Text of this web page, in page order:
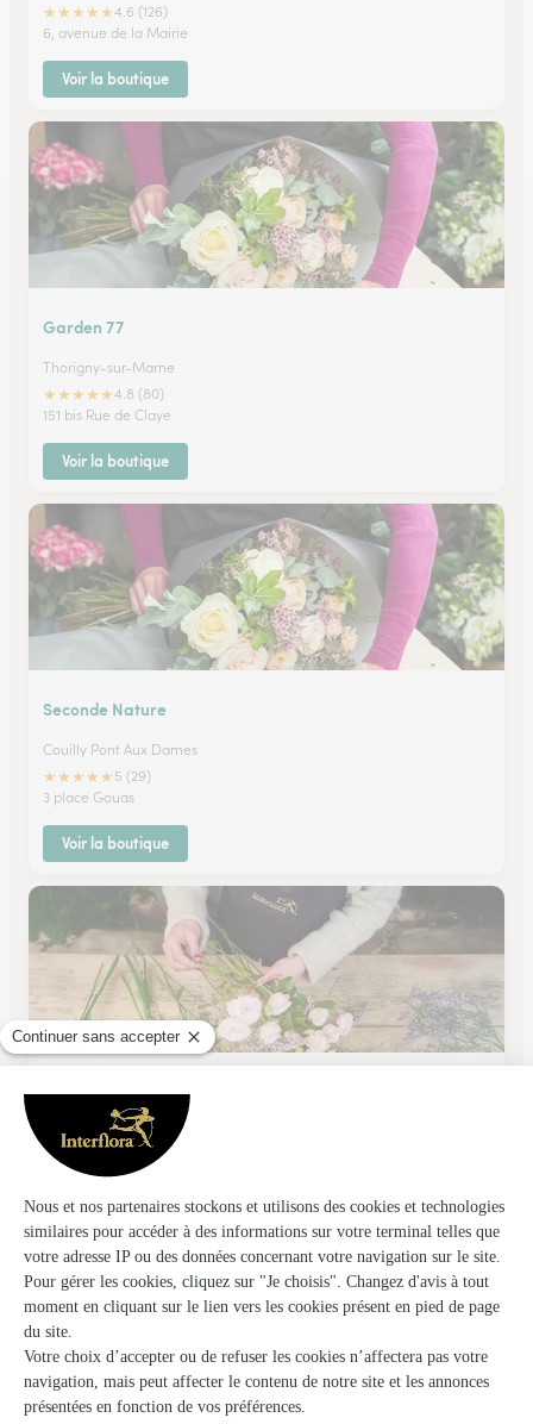
★★★★★4.6 (126)
6, avenue de la Mairie
Voir la boutique
Garden 77
Thorigny-sur-Marne
★★★★★4.8 (80)
151 bis Rue de Claye
Voir la boutique
Seconde Nature
Couilly Pont Aux Dames
★★★★★ 5 (29)
3 place Gouas
Voir la boutique
Fleurs D’t
Villeparisis
★★
4.6 (167)
25 Rue Jean Jaurès
Voir la boutique